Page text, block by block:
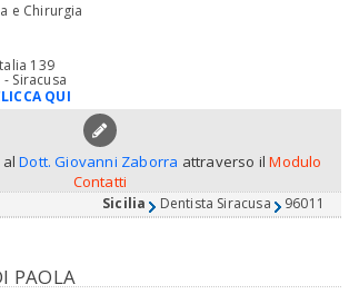
e Chirurgia
139
- Siracusa
QUI
alDott. Giovanni Zaborra attraverso ilModulo
Contatti
Sicilia Dentista Siracusa 96011
PAOLA